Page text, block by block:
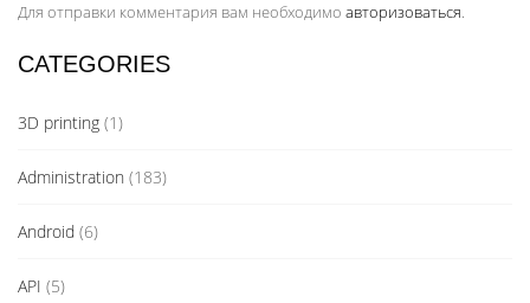
Для отправки комментария вам необходимо авторизоваться.
CATEGORIES
3D printing (1)
Administration (183)
Android (6)
API (5)